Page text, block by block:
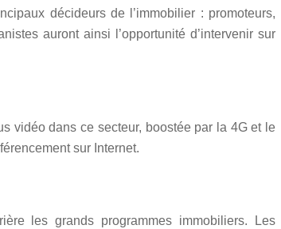
décideurs de l’immobilier : promoteurs,
auront ainsi l’opportunité d’intervenir sur
vidéo dans ce secteur, boostée par la 4G et le
sur Internet.
les grands programmes immobiliers. Les